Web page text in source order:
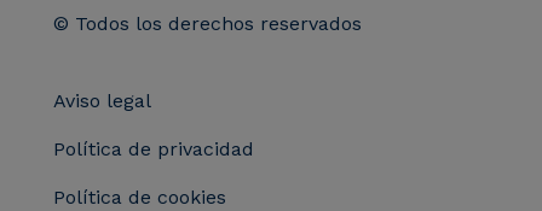
© Todos los derechos reservados
Aviso legal
Política de privacidad
Política de cookies